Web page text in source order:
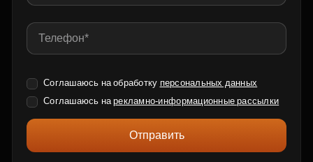
Соглашаюсь на обработку персональных данных
Соглашаюсь нарекламно-информационные рассылки
Отправить